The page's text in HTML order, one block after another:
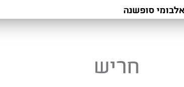
אלבומי סופשנה
חריש